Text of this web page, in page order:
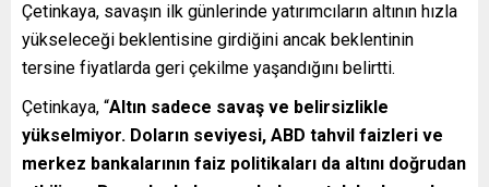
Çetinkaya, savaşın ilk günlerinde yatırımcıların altının hızla
yükseleceği beklentisine girdiğini ancak beklentinin
tersine fiyatlarda geri çekilme yaşandığını belirtti.
Çetinkaya, “Altın sadece savaş ve belirsizlikle
yükselmiyor. Doların seviyesi, ABD tahvil faizleri ve
merkez bankalarının faiz politikaları da altını doğrudan